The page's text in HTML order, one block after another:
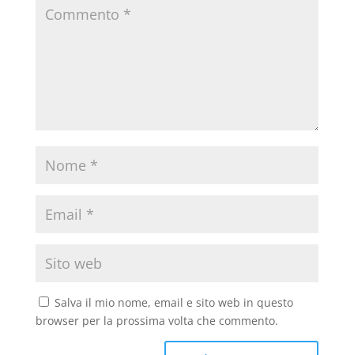
Salva il mio nome, email e sito web in questo
browser per la prossima volta che commento.